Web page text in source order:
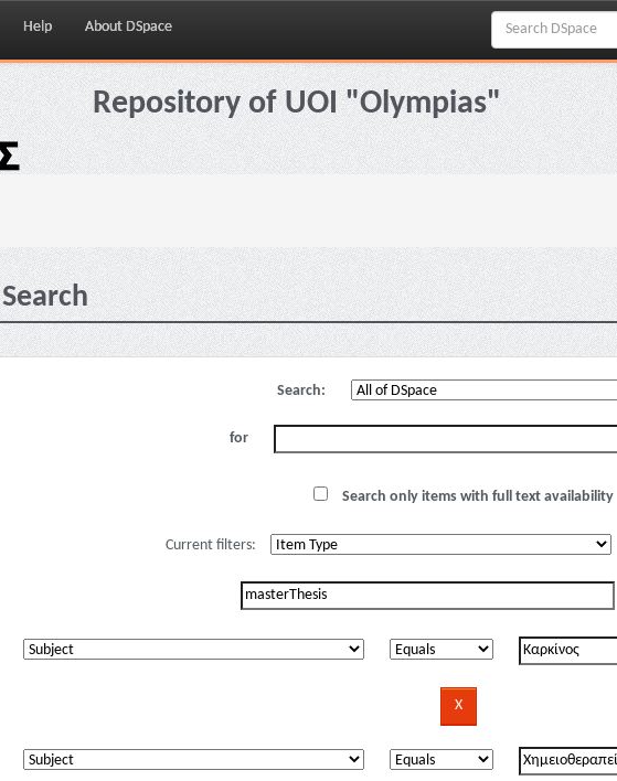
Help About DSpace
Repository of UOI "Olympias"
Search
Search:
for
Search only items with full text availability
Current filters: